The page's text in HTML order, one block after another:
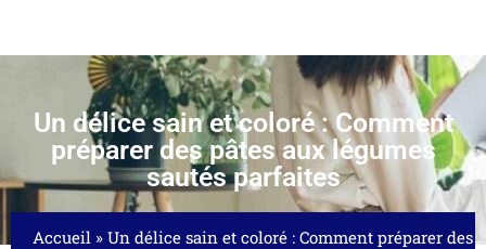
Un délice sain et coloré : Comment
préparer des pâtes aux légumes
sautés parfaites
Accueil » Un délice sain et coloré : Comment préparer des